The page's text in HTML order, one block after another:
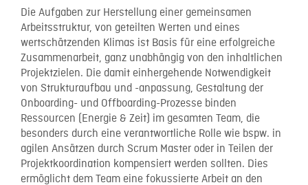
Die Aufgaben zur Herstellung einer gemeinsamen
Arbeitsstruktur, von geteilten Werten und eines
wertschätzenden Klimas ist Basis für eine erfolgreiche
Zusammenarbeit, ganz unabhängig von den inhaltlichen
Projektzielen. Die damit einhergehende Notwendigkeit
von Strukturaufbau und -anpassung, Gestaltung der
Onboarding- und Offboarding-Prozesse binden
Ressourcen (Energie & Zeit) im gesamten Team, die
besonders durch eine verantwortliche Rolle wie bspw. in
agilen Ansätzen durch Scrum Master oder in Teilen der
Projektkoordination kompensiert werden sollten. Dies
ermöglicht dem Team eine fokussierte Arbeit an den